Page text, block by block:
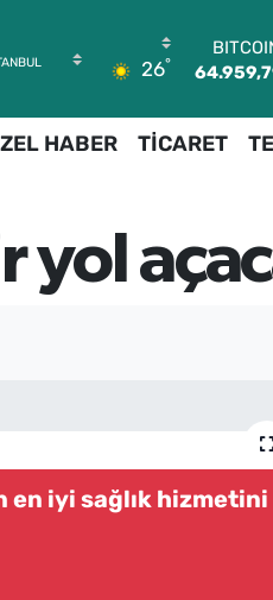
26°
47,7436
EURO
GRAM
6660.55
HABER TİCARET
yol
en iyi sağlık hizmetini